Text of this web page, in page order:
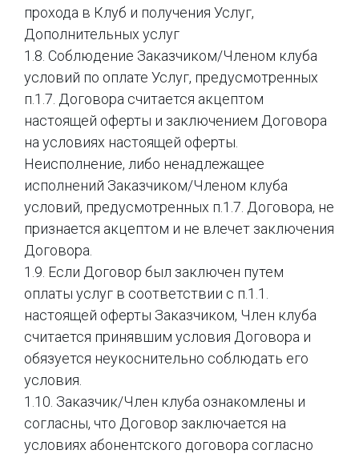
прохода в Клуб и получения Услуг,
Дополнительных услуг
1.8. Соблюдение Заказчиком/Членом клуба
условий по оплате Услуг, предусмотренных
п.1.7. Договора считается акцептом
настоящей оферты и заключением Договора
на условиях настоящей оферты.
Неисполнение, либо ненадлежащее
исполнений Заказчиком/Членом клуба
условий, предусмотренных п.1.7. Договора, не
признается акцептом и не влечет заключения
Договора.
1.9. Если Договор был заключен путем
оплаты услуг в соответствии с п.1.1.
настоящей оферты Заказчиком, Член клуба
считается принявшим условия Договора и
обязуется неукоснительно соблюдать его
условия.
1.10. Заказчик/Член клуба ознакомлены и
согласны, что Договор заключается на
условиях абонентского договора согласно